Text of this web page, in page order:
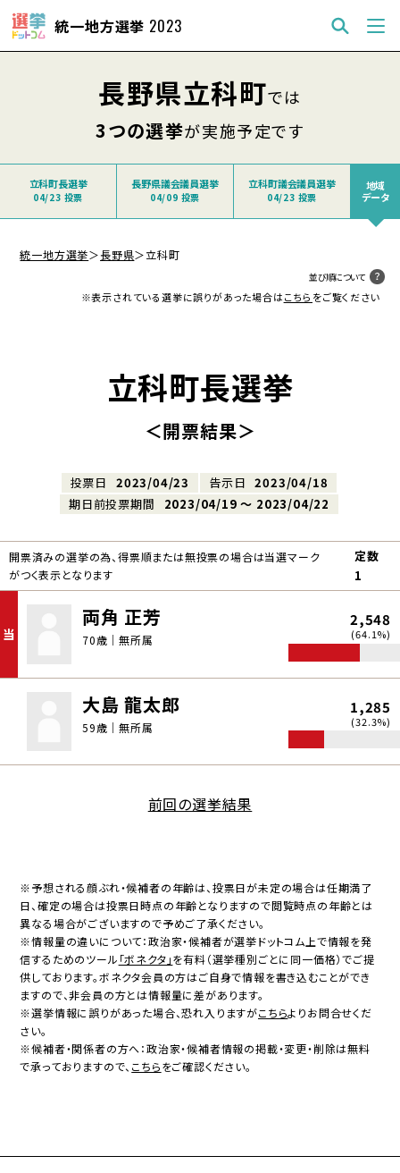
統一地方選挙 2023
長野県立科町では
3つの選挙が実施予定です
立科町長選挙
04/23 投票
長野県議会議員選挙
04/09 投票
立科町議会議員選挙
04/23 投票
地域
データ
統一地方選挙＞長野県＞立科町
並び順について
※表示されている選挙に誤りがあった場合はこちら をご覧ください
立科町長選挙
＜開票結果＞
投票日 2023/04/23 告示日
2023/04/18
期日前投票期間
2023/04/19 〜 2023/04/22
開票済みの選挙の為、得票順または無投票の場合は当選マーク
がつく表示となります
定数
1
当
両角 正芳
70歳｜無所属
2,548
(64.1%)
大島 龍太郎
59歳｜無所属
1,285
(32.3%)
前回の選挙結果
※予想される顔ぶれ・候補者の年齢は、投票日が未定の場合は任期満了
日、確定の場合は投票日時点の年齢となりますので閲覧時点の年齢とは
異なる場合がございますので予めご了承ください。
※情報量の違いについて：政治家・候補者が選挙ドットコム上で情報を発
信するためのツール 「ボネクタ」を有料（選挙種別ごとに同一価格）でご提
供しております。ボネクタ会員の方はご自身で情報を書き込むことができ
ますので、非会員の方とは情報量に差があります。
※選挙情報に誤りがあった場合、恐れ入りますがこちらよりお問合せくだ
さい。
※候補者・関係者の方へ：政治家・候補者情報の掲載・変更・削除は無料
で承っておりますので、 こちらをご確認ください。